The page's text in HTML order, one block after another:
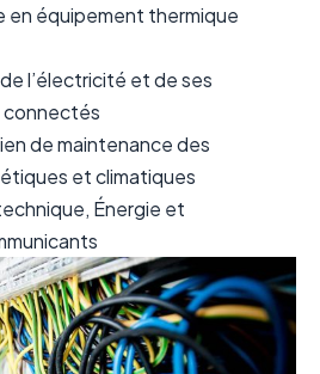
en équipement thermique
l’électricité et de ses
connectés
de maintenance des
et climatiques
Énergie et